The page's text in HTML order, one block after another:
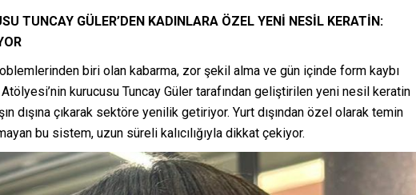
TUNCAY GÜLER’DEN KADINLARA ÖZEL YENİ NESİL KERATİN:
biri olan kabarma, zor şekil alma ve gün içinde form kaybı
kurucusu Tuncay Güler tarafından geliştirilen yeni nesil keratin
dışına çıkarak sektöre yenilik getiriyor. Yurt dışından özel olarak temin
bu sistem, uzun süreli kalıcılığıyla dikkat çekiyor.